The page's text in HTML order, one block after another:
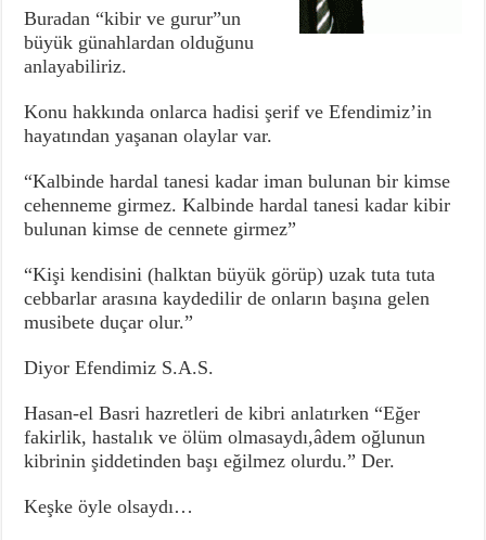
Buradan “kibir ve gurur”un
büyük günahlardan olduğunu
anlayabiliriz.
Konu hakkında onlarca hadisi şerif ve Efendimiz’in
hayatından yaşanan olaylar var.
“Kalbinde hardal tanesi kadar iman bulunan bir kimse
cehenneme girmez. Kalbinde hardal tanesi kadar kibir
bulunan kimse de cennete girmez”
“Kişi kendisini (halktan büyük görüp) uzak tuta tuta
cebbarlar arasına kaydedilir de onların başına gelen
musibete duçar olur.”
Diyor Efendimiz S.A.S.
Hasan-el Basri hazretleri de kibri anlatırken “Eğer
fakirlik, hastalık ve ölüm olmasaydı,âdem oğlunun
kibrinin şiddetinden başı eğilmez olurdu.” Der.
Keşke öyle olsaydı…